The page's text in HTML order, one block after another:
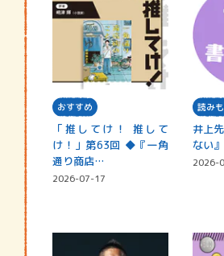
おすすめ
「推してけ！ 推して
け！」第63回 ◆『一角
通り商店…
2026-07-17
読み
井上
ない』
2026-